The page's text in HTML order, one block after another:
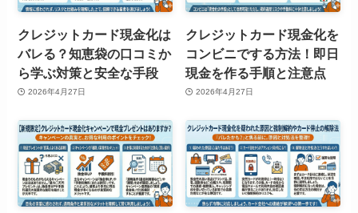
クレジットカード現金化は
バレる？知恵袋の口コミか
ら学ぶ対策と安全な手段
2026年4月27日
クレジットカード現金化を
コンビニでする方法！即日
現金を作る手順と注意点
2026年4月27日